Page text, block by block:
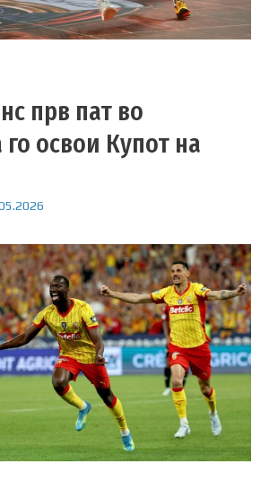
прв пат во
го освои Купот на